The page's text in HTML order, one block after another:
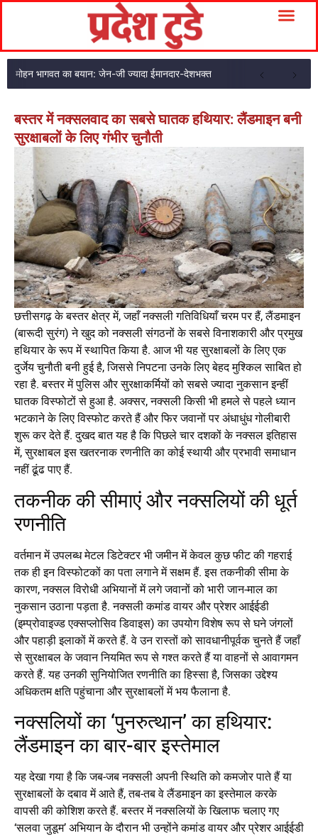
मोहन भागवत का बयान: जेन-जी ज्यादा ईमानदार-देशभक्त
बस्तर में नक्सलवाद का सबसे घातक हथियार: लैंडमाइन बनी
सुरक्षाबलों के लिए गंभीर चुनौती
छत्तीसगढ़ के बस्तर क्षेत्र में, जहाँ नक्सली गतिविधियाँ चरम पर हैं, लैंडमाइन
(बारूदी सुरंग) ने खुद को नक्सली संगठनों के सबसे विनाशकारी और प्रमुख
हथियार के रूप में स्थापित किया है. आज भी यह सुरक्षाबलों के लिए एक
दुर्जेय चुनौती बनी हुई है, जिससे निपटना उनके लिए बेहद मुश्किल साबित हो
रहा है. बस्तर में पुलिस और सुरक्षाकर्मियों को सबसे ज्यादा नुकसान इन्हीं
घातक विस्फोटों से हुआ है. अक्सर, नक्सली किसी भी हमले से पहले ध्यान
भटकाने के लिए विस्फोट करते हैं और फिर जवानों पर अंधाधुंध गोलीबारी
शुरू कर देते हैं. दुखद बात यह है कि पिछले चार दशकों के नक्सल इतिहास
में, सुरक्षाबल इस खतरनाक रणनीति का कोई स्थायी और प्रभावी समाधान
नहीं ढूंढ पाए हैं.
तकनीक की सीमाएं और नक्सलियों की धूर्त
रणनीति
वर्तमान में उपलब्ध मेटल डिटेक्टर भी जमीन में केवल कुछ फीट की गहराई
तक ही इन विस्फोटकों का पता लगाने में सक्षम हैं. इस तकनीकी सीमा के
कारण, नक्सल विरोधी अभियानों में लगे जवानों को भारी जान-माल का
नुकसान उठाना पड़ता है. नक्सली कमांड वायर और प्रेशर आईईडी
(इम्प्रोवाइज्ड एक्सप्लोसिव डिवाइस) का उपयोग विशेष रूप से घने जंगलों
और पहाड़ी इलाकों में करते हैं. वे उन रास्तों को सावधानीपूर्वक चुनते हैं जहाँ
से सुरक्षाबल के जवान नियमित रूप से गश्त करते हैं या वाहनों से आवागमन
करते हैं. यह उनकी सुनियोजित रणनीति का हिस्सा है, जिसका उद्देश्य
अधिकतम क्षति पहुंचाना और सुरक्षाबलों में भय फैलाना है.
नक्सलियों का ‘पुनरुत्थान’ का हथियार:
लैंडमाइन का बार-बार इस्तेमाल
यह देखा गया है कि जब-जब नक्सली अपनी स्थिति को कमजोर पाते हैं या
सुरक्षाबलों के दबाव में आते हैं, तब-तब वे लैंडमाइन का इस्तेमाल करके
वापसी की कोशिश करते हैं. बस्तर में नक्सलियों के खिलाफ चलाए गए
‘सलवा जुडूम’ अभियान के दौरान भी उन्होंने कमांड वायर और प्रेशर आईईडी